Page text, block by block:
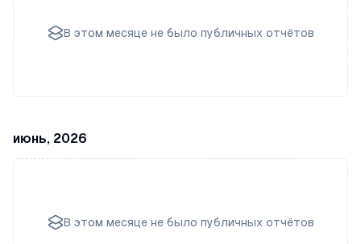
В этом месяце не было публичных отчётов
июнь, 2026
В этом месяце не было публичных отчётов